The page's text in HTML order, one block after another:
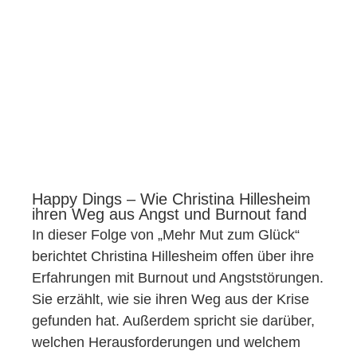
Happy Dings – Wie Christina Hillesheim
ihren Weg aus Angst und Burnout fand
In dieser Folge von „Mehr Mut zum Glück“
berichtet Christina Hillesheim offen über ihre
Erfahrungen mit Burnout und Angststörungen.
Sie erzählt, wie sie ihren Weg aus der Krise
gefunden hat. Außerdem spricht sie darüber,
welchen Herausforderungen und welchem